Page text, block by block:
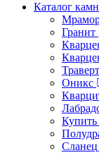
Каталог
Гранит
Оникс
Купить
Сланец